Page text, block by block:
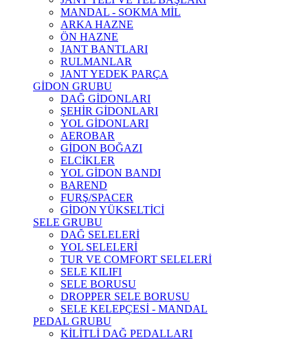
MANDAL - SOKMA MİL
ARKA HAZNE
ÖN HAZNE
JANT BANTLARI
RULMANLAR
JANT YEDEK PARÇA
GİDON GRUBU
DAĞ GİDONLARI
ŞEHİR GİDONLARI
YOL GİDONLARI
AEROBAR
GİDON BOĞAZI
ELCİKLER
YOL GİDON BANDI
BAREND
FURŞ/SPACER
GİDON YÜKSELTİCİ
SELE GRUBU
DAĞ SELELERİ
YOL SELELERİ
TUR VE COMFORT SELELERİ
SELE KILIFI
SELE BORUSU
DROPPER SELE BORUSU
SELE KELEPÇESİ - MANDAL
PEDAL GRUBU
KİLİTLİ DAĞ PEDALLARI